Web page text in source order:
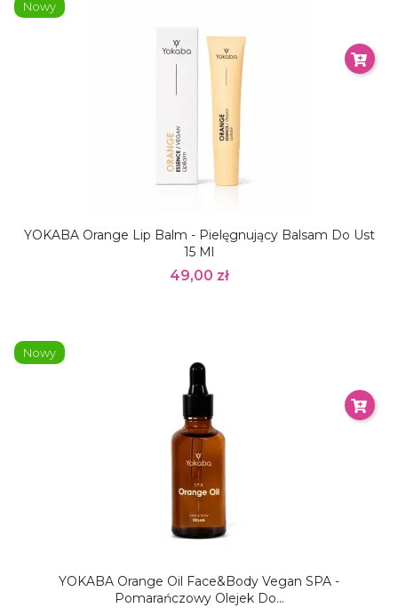
YOKABA Orange Lip Balm - Pielęgnujący Balsam Do Ust
15 Ml
49,00 zł
Nowy
YOKABA Orange Oil Face&Body Vegan SPA -
Pomarańczowy Olejek Do...
Nowy